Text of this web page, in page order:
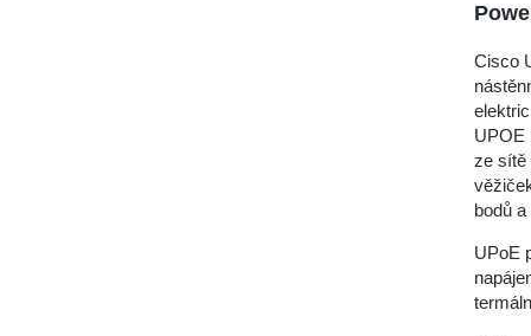
Cisco
UPOE
ze sítě
bodů
UPoE